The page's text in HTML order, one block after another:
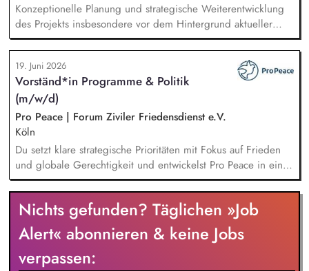
Konzeptionelle Planung und strategische Weiterentwicklung
des Projekts insbesondere vor dem Hintergrund aktueller
politischer Entwicklungen in den Projektregionen,
Öffentlichkeitsarbeit Print und web in Deutsch und Englisch,
Vertretung des Projekts bei Vorträgen, Netzwerk- u.
Fundraisingveranstaltungen, Weiterentwicklung des
Privatspendenfundraisings, regelmäßige Kommunikation mit
und das Gewinnen von (neuen) Spender*innen, Organisation
und Begleitung der etwa jährlich stattfindenden
Dialogseminare.
19. Juni 2026
Vorständ*in Programme & Politik
(m/w/d)
Pro Peace | Forum Ziviler Friedensdienst e.V.
Köln
Du setzt klare strategische Prioritäten mit Fokus auf Frieden
und globale Gerechtigkeit und entwickelst Pro Peace in einer
Phase der Neuausrichtung zukunftsfähig weiter. Du steuerst
die Programme im In- und Ausland, die Kommunikation und
die Akademie für Konflikttransformation und entwickelst den
methodischen Ansatz gemeinsam mit den Fachbereichen
kontinuierlich weiter. Du sicherst und diversifizierst
Einnahmen und verantwortest das strategische Fundraising.
Nichts gefunden? Täglichen »Job
Alert« abonnieren & keine Jobs
verpassen: